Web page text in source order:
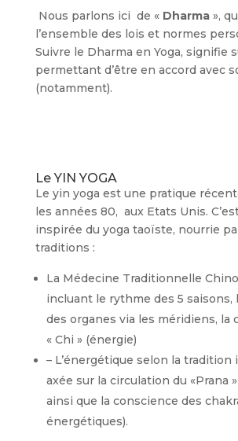
Nous parlons ici de «Dharma»,
l’ensemble des lois et normes
Suivre le Dharma en Yoga, signifie
permettant d’être en accord avec
(notamment).
Le YIN YOGA
Le yin yoga est une pratique
les années 80, aux Etats Unis.
inspirée du yoga taoïste, nourrie
traditions :
La Médecine Traditionnelle
incluant le rythme des 5 saisons,
des organes via les méridiens, la
« Chi » (énergie)
– L’énergétique selon la tradition
axée sur la circulation du «Prana
ainsi que la conscience des
énergétiques).